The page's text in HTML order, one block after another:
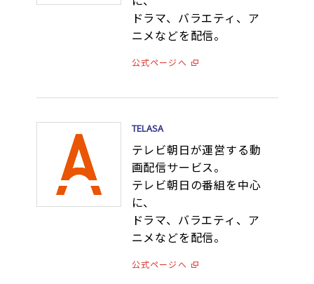
ドラマ、バラエティ、ア
ニメなどを配信。
公式ページへ
TELASA
テレビ朝日が運営する動
画配信サービス。
テレビ朝日の番組を中心
に、
ドラマ、バラエティ、ア
ニメなどを配信。
公式ページへ